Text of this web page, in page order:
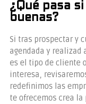
¿Qué pasa
buenas?
Si tras prospectar y
agendada y
es el tipo de cliente
interesa,
redefinimos las
te ofrecemos crea